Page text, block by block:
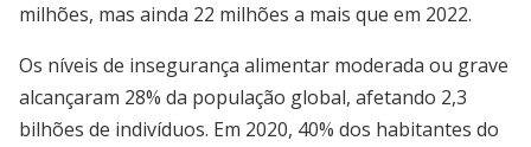
milhões, mas ainda 22 milhões a mais que em 2022.
Os níveis de insegurança alimentar moderada ou grave
alcançaram 28% da população global, afetando 2,3
bilhões de indivíduos. Em 2020, 40% dos habitantes do